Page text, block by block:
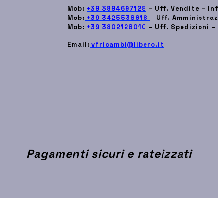
Mob: +39 3894697128 – Uff. Vendite –
Mob: +39 3425538618 – Uff.
Mob: +39 3802128010 – Uff. Spedizioni –
Email: vfricambi@libero.it
Pagamenti sicuri e rateizzati